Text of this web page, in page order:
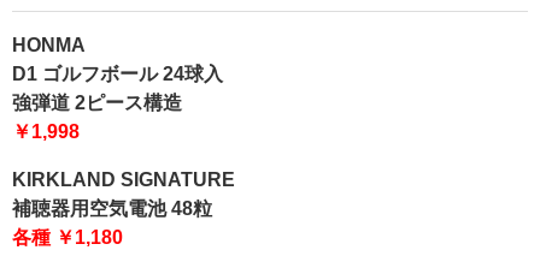
HONMA
D1 ゴルフボール 24球入
強弾道 2ピース構造
￥1,998
KIRKLAND SIGNATURE
補聴器用空気電池 48粒
各種 ￥1,180